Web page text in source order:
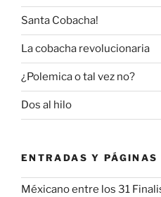
Santa Cobacha!
La cobacha revolucionaria
¿Polemica o tal vez no?
Dos al hilo
ENTRADAS Y PÁGINAS
Méxicano entre los 31